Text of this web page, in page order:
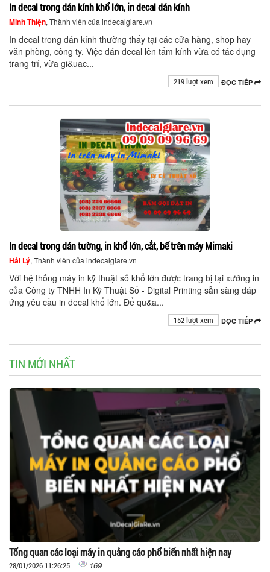
In decal trong dán kính khổ lớn, in decal dán kính
Minh Thiện, Thành viên của indecalgiare.vn
In decal trong dán kính thường thấy tại các cửa hàng, shop hay
văn phòng, công ty. Việc dán decal lên tấm kính vừa có tác dụng
trang trí, vừa gi&uac...
ĐỌC TIẾP
219 lượt xem
In decal trong dán tường, in khổ lớn, cắt, bế trên máy Mimaki
Hải Lý, Thành viên của indecalgiare.vn
Với hệ thống máy in kỹ thuật số khổ lớn được trang bị tại xướng in
của Công ty TNHH In Kỹ Thuật Số - Digital Printing sẵn sàng đáp
ứng yêu cầu in decal khổ lớn. Để qu&a...
ĐỌC TIẾP
152 lượt xem
TIN MỚI NHẤT
Tổng quan các loại máy in quảng cáo phổ biến nhất hiện nay
28/01/2026 11:26:25 169